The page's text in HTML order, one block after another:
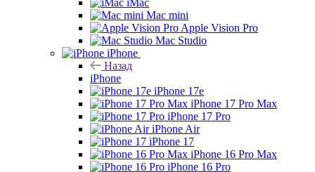
iMac
Mac mini
Apple Vision Pro
Mac Studio
iPhone
Назад
iPhone
iPhone 17e
iPhone 17 Pro Max
iPhone 17 Pro
iPhone Air
iPhone 17
iPhone 16 Pro Max
iPhone 16 Pro